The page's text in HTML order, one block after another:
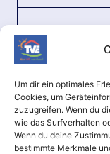
Um dir ein optimales
Cookies, um
zuzugreifen. Wenn du
wie das Surfverhalten
Wenn du deine
bestimmte Merkmale
Freitag
Me­la­nie Groß